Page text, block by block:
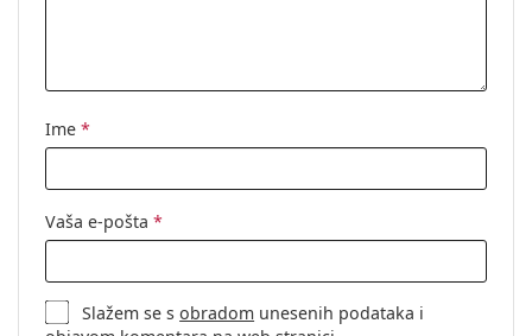
Ime *
Vaša e-pošta *
Slažem se sobradom unesenih podataka i